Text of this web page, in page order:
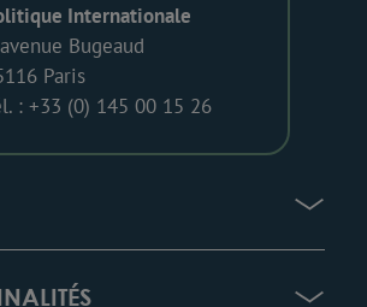
Internationale
Bugeaud
Paris
: +33 (0) 145 00 15 26